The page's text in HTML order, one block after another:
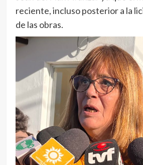
reciente, incluso posterior a la
de las obras.